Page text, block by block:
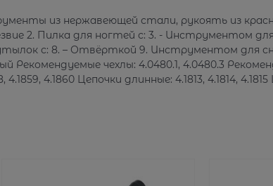
из нержавеющей стали, рукоять из
2. Пилка для ногтей с: 3. - Инструментом
с: 8. – Отвёрткой 9. Инструментом для
Рекомендуемые чехлы: 4.0480.1, 4.0480.3
4.1860 Цепочки длинные: 4.1813, 4.1814,